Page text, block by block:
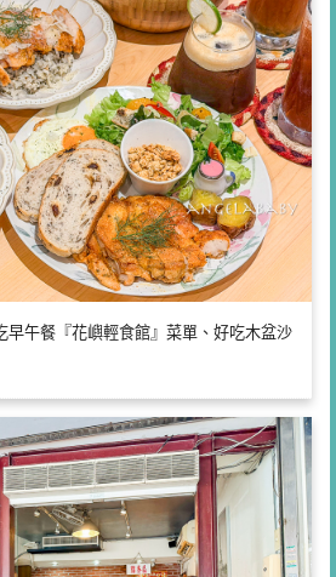
早午餐『花嶼輕食館』菜單、好吃木盆沙